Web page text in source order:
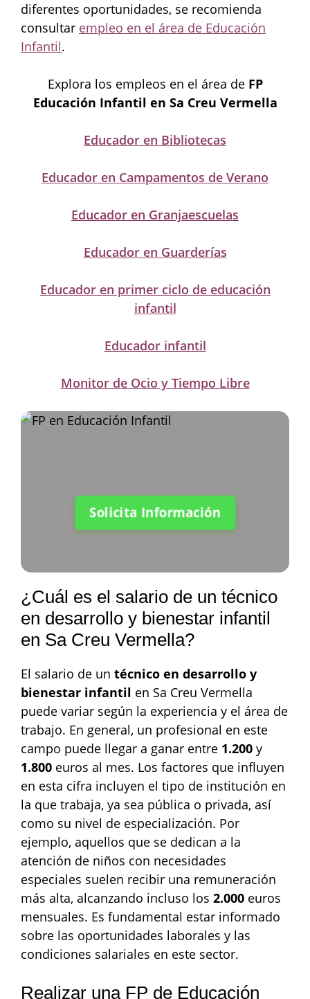
diferentes oportunidades, se recomienda
consultar empleo en el área de Educación
Infantil.
Explora los empleos en el área de FP
Educación Infantil en Sa Creu Vermella
Educador en Bibliotecas
Educador en Campamentos de Verano
Educador en Granjaescuelas
Educador en Guarderías
Educador en primer ciclo de educación
infantil
Educador infantil
Monitor de Ocio y Tiempo Libre
Solicita Información
¿Cuál es el salario de un técnico
en desarrollo y bienestar infantil
en Sa Creu Vermella?
El salario de un técnico en desarrollo y
bienestar infantil en Sa Creu Vermella
puede variar según la experiencia y el área de
trabajo. En general, un profesional en este
campo puede llegar a ganar entre 1.200 y
1.800 euros al mes. Los factores que influyen
en esta cifra incluyen el tipo de institución en
la que trabaja, ya sea pública o privada, así
como su nivel de especialización. Por
ejemplo, aquellos que se dedican a la
atención de niños con necesidades
especiales suelen recibir una remuneración
más alta, alcanzando incluso los 2.000 euros
mensuales. Es fundamental estar informado
sobre las oportunidades laborales y las
condiciones salariales en este sector.
Realizar una FP de Educación